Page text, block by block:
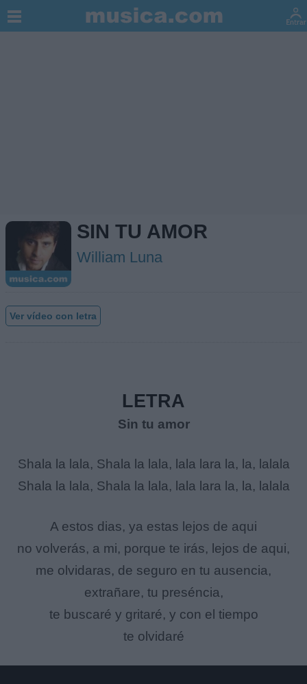
SIN TU AMOR
William Luna
Ver vídeo con letra
LETRA
Sin tu amor
Shala la lala, Shala la lala, lala lara la, la, lalala
Shala la lala, Shala la lala, lala lara la, la, lalala
A estos dias, ya estas lejos de aqui
no volverás, a mi, porque te irás, lejos de aqui,
me olvidaras, de seguro en tu ausencia,
extrañare, tu preséncia,
te buscaré y gritaré, y con el tiempo
te olvidaré